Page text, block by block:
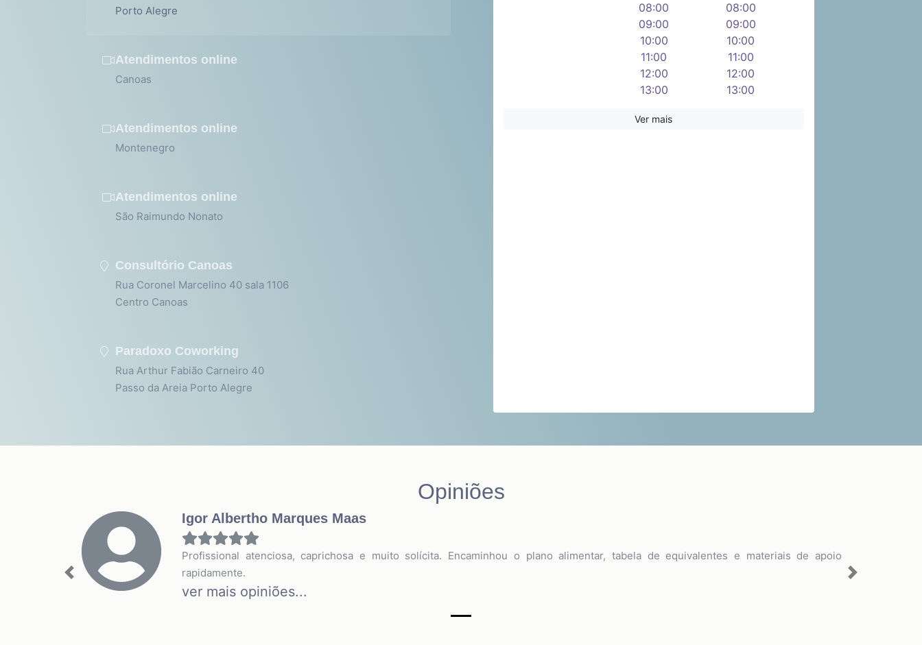
Porto Alegre
Atendimentos online
Canoas
Atendimentos online
Montenegro
Atendimentos online
São Raimundo Nonato
Consultório Canoas
Rua Coronel Marcelino 40 sala 1106
Centro Canoas
Paradoxo Coworking
Rua Arthur Fabião Carneiro 40
Passo da Areia Porto Alegre
08:00
09:00
10:00
11:00
12:00
13:00
15:00
08:00
09:00
10:00
11:00
12:00
13:00
Ver mais
Opiniões
Igor Albertho Marques Maas
Profissional atenciosa, caprichosa e muito solícita. Encaminhou o plano alimentar, tabela de equivalentes e materiais de apoio
rapidamente.
ver mais opiniões...
Previous Next